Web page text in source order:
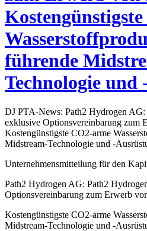
führende
Technologie und
DJ PTA-News: Path2 Hydrogen
exklusive Optionsvereinbarung zum
Kostengünstigste CO2-arme
Midstream-Technologie und -
Unternehmensmitteilung für den
Path2 Hydrogen AG: Path2
Optionsvereinbarung zum Erwerb
Kostengünstigste CO2-arme
Midstream-Technologie und -